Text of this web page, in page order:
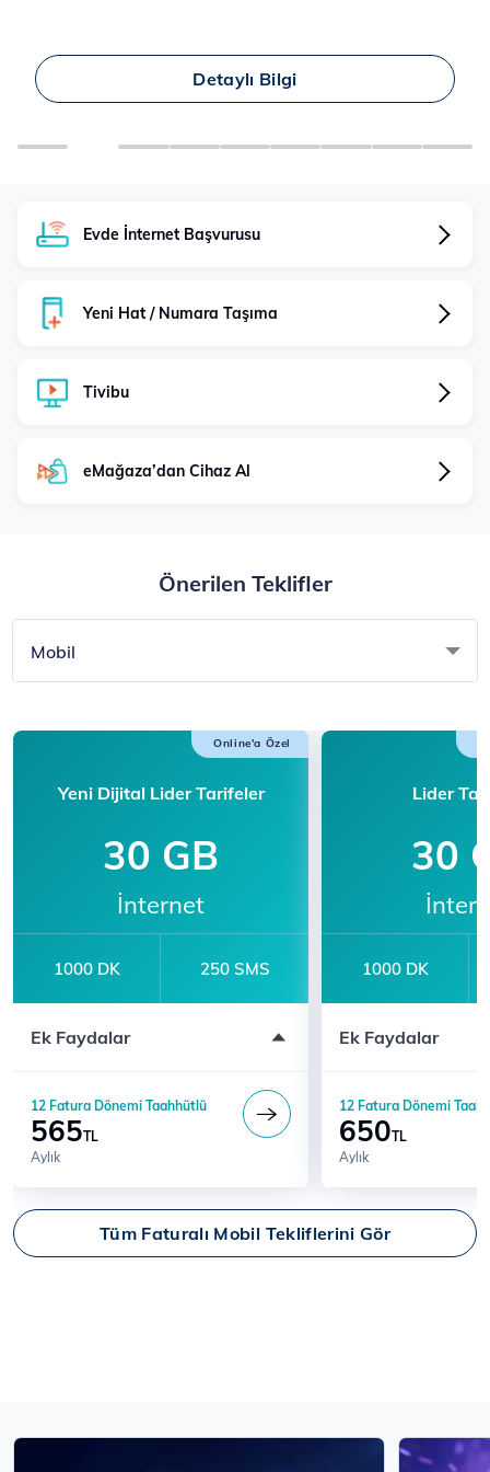
Detaylı Bilgi
Evde İnternet Başvurusu
Yeni Hat / Numara Taşıma
eMağaza’dan Cihaz Al
Tivibu
Önerilen Teklifler
Mobil
Online'a Özel
Yeni Dijital Lider Tarifeler
30 GB
İnternet
1000 DK 250 SMS
Ek Faydalar
12 Fatura Dönemi Taahhütlü
565TL
Aylık
Lider
30
1000 DK
Ek Faydalar
12 Fatura Dönemi
650TL
Aylık
Tüm Faturalı Mobil Tekliflerini Gör